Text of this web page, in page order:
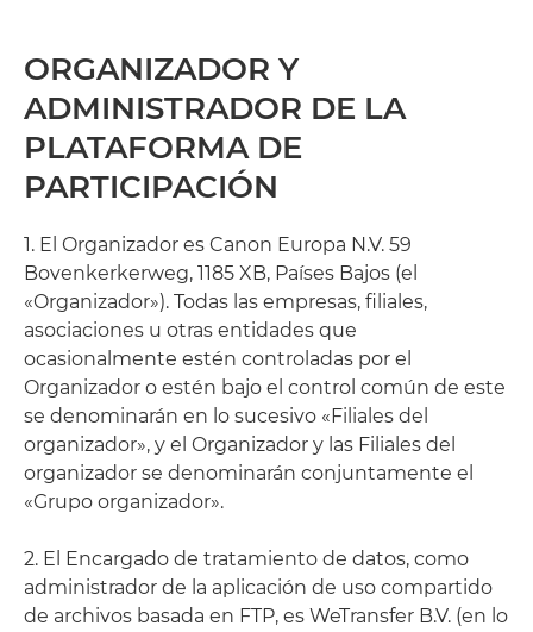
ORGANIZADOR Y
ADMINISTRADOR DE LA
PLATAFORMA DE
PARTICIPACIÓN
1. El Organizador es Canon Europa N.V. 59
Bovenkerkerweg, 1185 XB, Países Bajos (el
«Organizador»). Todas las empresas, filiales,
asociaciones u otras entidades que
ocasionalmente estén controladas por el
Organizador o estén bajo el control común de este
se denominarán en lo sucesivo «Filiales del
organizador», y el Organizador y las Filiales del
organizador se denominarán conjuntamente el
«Grupo organizador».
2. El Encargado de tratamiento de datos, como
administrador de la aplicación de uso compartido
de archivos basada en FTP, es WeTransfer B.V. (en lo